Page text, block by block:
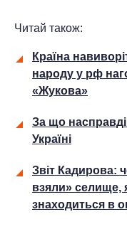
Читай також:
Країна
народу у рф
«Жукова»
За що
Україні
Звіт Кадирова:
взяли» селище,
знаходиться в